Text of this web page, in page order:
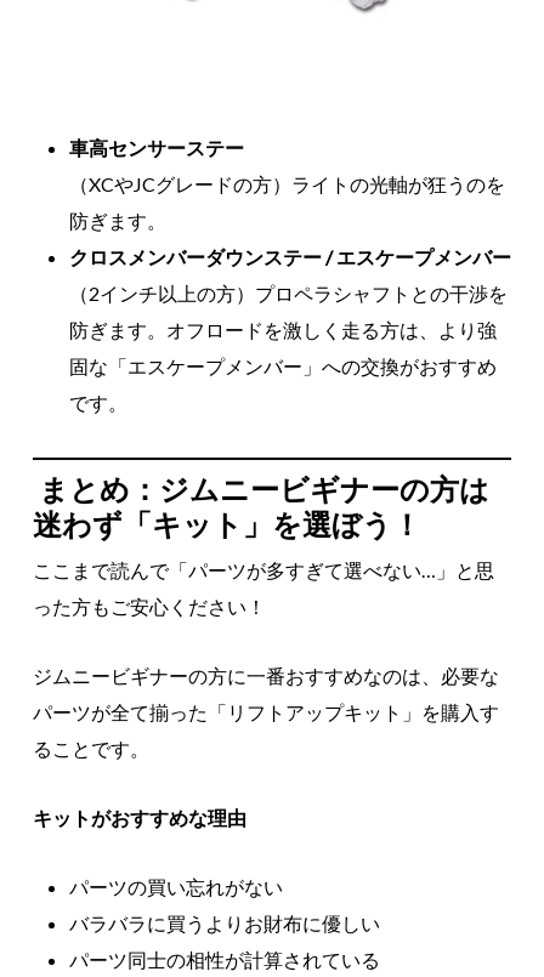
車高センサーステー
（XCやJCグレードの方）ライトの光軸が狂うのを
防ぎます。
クロスメンバーダウンステー / エスケープメンバー
（2インチ以上の方）プロペラシャフトとの干渉を
防ぎます。オフロードを激しく走る方は、より強
固な「エスケープメンバー」への交換がおすすめ
です。
まとめ：ジムニービギナーの方は
迷わず「キット」を選ぼう！
ここまで読んで「パーツが多すぎて選べない…」と思
った方もご安心ください！
ジムニービギナーの方に一番おすすめなのは、必要な
パーツが全て揃った「リフトアップキット」を購入す
ることです。
キットがおすすめな理由
パーツの買い忘れがない
バラバラに買うよりお財布に優しい
パーツ同士の相性が計算されている